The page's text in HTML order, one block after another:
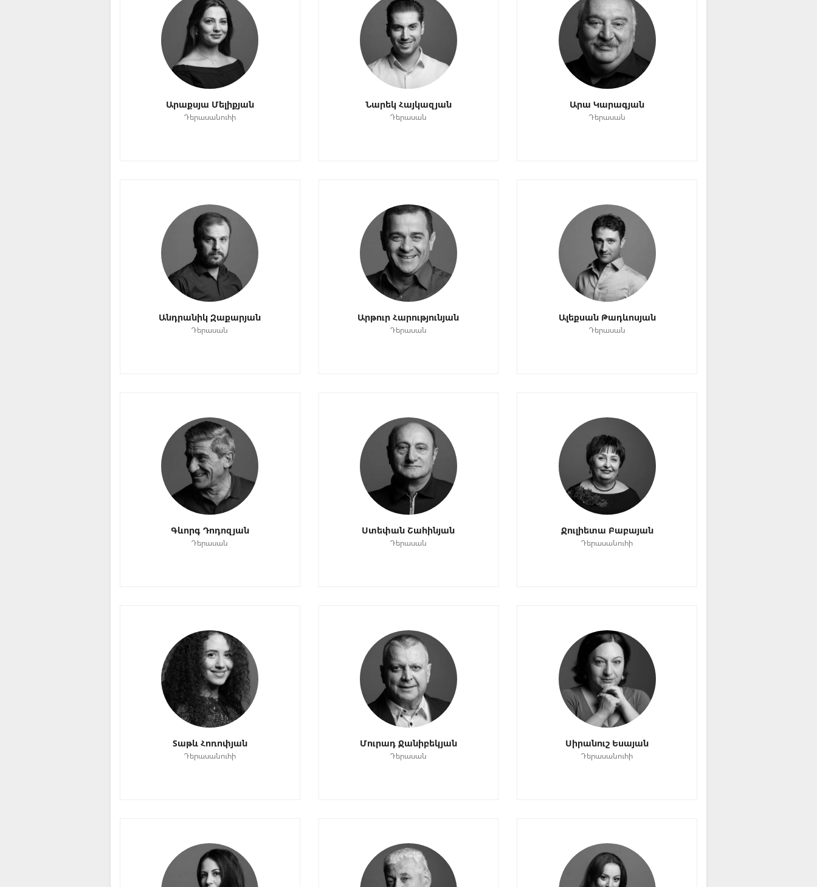
Արաքսյա Մելիքյան
Դերասանուհի
Նարեկ Հայկազյան
Դերասան
Արա Կարագյան
Դերասան
Անդրանիկ Զաքարյան
Դերասան
Արթուր Հարությունյան
Դերասան
Ալեքսան Թադևոսյան
Դերասան
Գևորգ Դոդոզյան
Դերասան
Ստեփան Շահինյան
Դերասան
Ջուլիետա Բաբայան
Դերասանուհի
Տաթև Հոռոփյան
Դերասանուհի
Մուրադ Ջանիբեկյան
Դերասան
Սիրանուշ Եսայան
Դերասանուհի